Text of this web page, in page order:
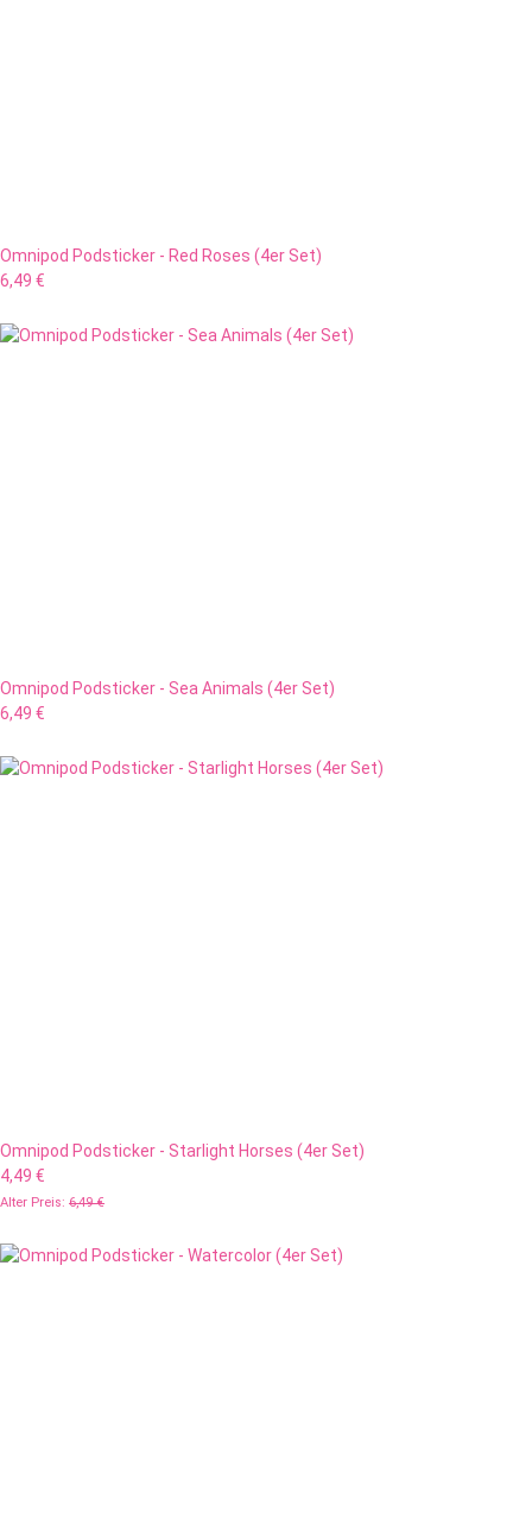
Omnipod Podsticker - Red Roses (4er Set)
6,49 €
Omnipod Podsticker - Sea Animals (4er Set)
6,49 €
Omnipod Podsticker - Starlight Horses (4er Set)
4,49 €
Alter Preis: 6,49 €